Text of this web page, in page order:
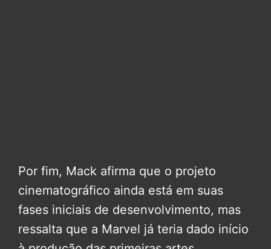
Por fim, Mack afirma que o projeto
cinematográfico ainda está em suas
fases iniciais de desenvolvimento, mas
ressalta que a Marvel já teria dado início